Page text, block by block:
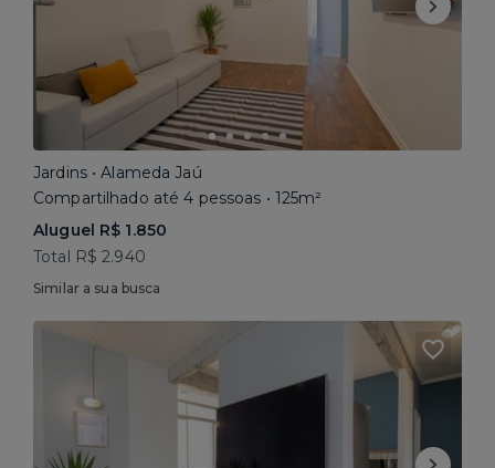
Jardins • Alameda Jaú
Compartilhado até 4 pessoas • 125m²
Aluguel R$ 1.850
Total R$ 2.940
Similar a sua busca